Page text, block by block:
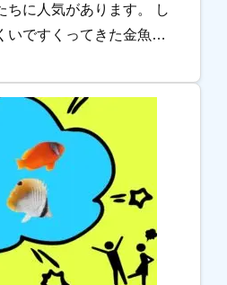
ちに人気があります。 し
いですくってきた金魚
した理由がありますが、